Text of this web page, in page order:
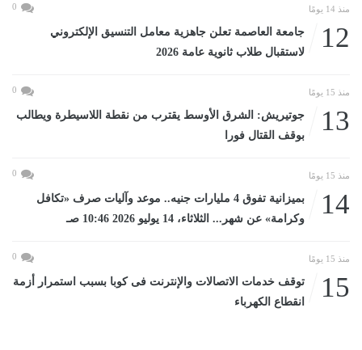
منذ 14 يومًا 0
12
جامعة العاصمة تعلن جاهزية معامل التنسيق الإلكتروني
لاستقبال طلاب ثانوية عامة 2026
منذ 15 يومًا 0
13
جوتيريش: الشرق الأوسط يقترب من نقطة اللاسيطرة ويطالب
بوقف القتال فورا
منذ 15 يومًا 0
14
بميزانية تفوق 4 مليارات جنيه.. موعد وآليات صرف «تكافل
وكرامة» عن شهر... الثلاثاء، 14 يوليو 2026 10:46 صـ
منذ 15 يومًا 0
15
توقف خدمات الاتصالات والإنترنت فى كوبا بسبب استمرار أزمة
انقطاع الكهرباء